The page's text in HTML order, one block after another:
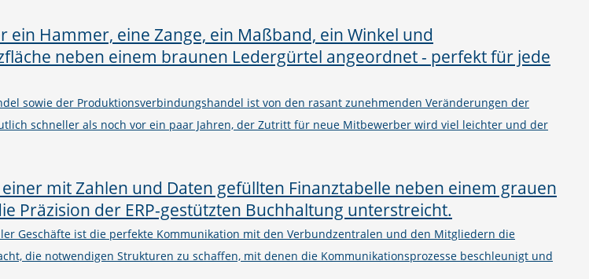
sowie der Produktionsverbindungshandel ist von den rasant zunehmenden Veränderungen der
schneller als noch vor ein paar Jahren, der Zutritt für neue Mitbewerber wird viel leichter und der
Geschäfte ist die perfekte Kommunikation mit den Verbundzentralen und den Mitgliedern die
die notwendigen Strukturen zu schaffen, mit denen die Kommunikationsprozesse beschleunigt und